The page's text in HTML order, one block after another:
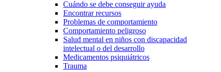
Cuándo se debe conseguir ayuda
Encontrar recursos
Problemas de comportamiento
Comportamiento peligroso
Salud mental en niños con discapacidad
intelectual o del desarrollo
Medicamentos psiquiátricos
Trauma